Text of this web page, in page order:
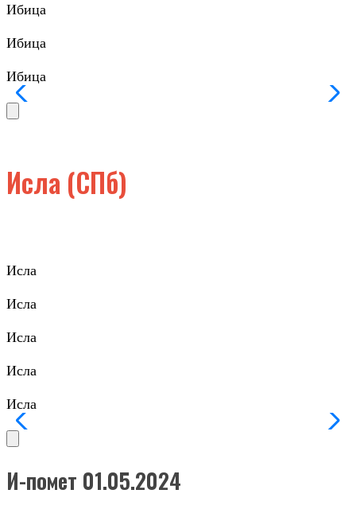
Ибица
Ибица
Ибица
Исла (СПб)
Исла
Исла
Исла
Исла
Исла
И-помет 01.05.2024